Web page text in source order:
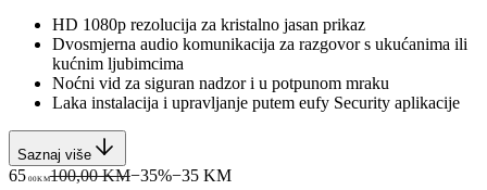
HD 1080p rezolucija za kristalno jasan prikaz
Dvosmjerna audio komunikacija za razgovor s ukućanima ili
kućnim ljubimcima
Noćni vid za siguran nadzor i u potpunom mraku
Laka instalacija i upravljanje putem eufy Security aplikacije
Saznaj više
65 00KM100,00 KM−35%−35KM